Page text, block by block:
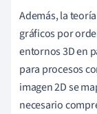
Además, la
gráficos por
entornos 3D en
para procesos
imagen 2D se
necesario